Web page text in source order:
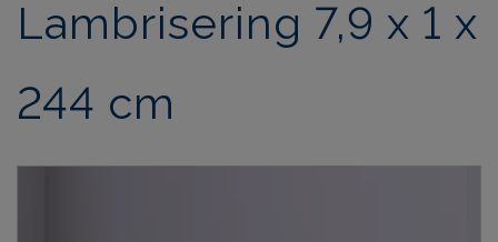
Lambrisering 7,9 x 1 x
244 cm